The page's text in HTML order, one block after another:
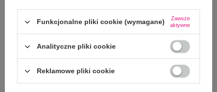
Wysyłkajutro
100 dni na zwrot
Funkcjonalne pliki cookie (wymagane)
Zawsze
aktywne
Analityczne pliki cookie
Reklamowe pliki cookie